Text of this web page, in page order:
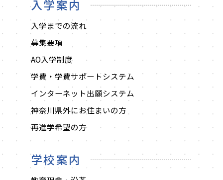
入学案内
入学までの流れ
募集要項
AO入学制度
学費・学費サポートシステム
インターネット出願システム
神奈川県外にお住まいの方
再進学希望の方
学校案内